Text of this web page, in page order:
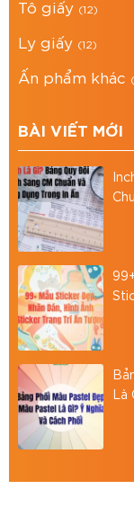
chắc
dưỡng,
Mua sản
Sản xuất
Giá cạnh
Hỗ trợ in
Giao hàng
HCM với
Tư vấn
lượng,
Giải pháp
Bao Bì Asia tự
nghiệp – chất
Tô giấy (12)
Ly giấy (12)
Ấn phẩm khác
BÀI VIẾT MỚI
Là